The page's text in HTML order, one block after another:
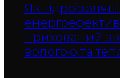
Як
прихований
вологою та